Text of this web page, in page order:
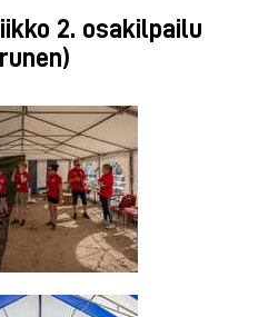
2. osakilpailu